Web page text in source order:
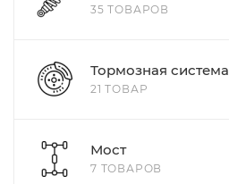
35 ТОВАРОВ
Тормозная система
21 ТОВАР
Мост
7 ТОВАРОВ